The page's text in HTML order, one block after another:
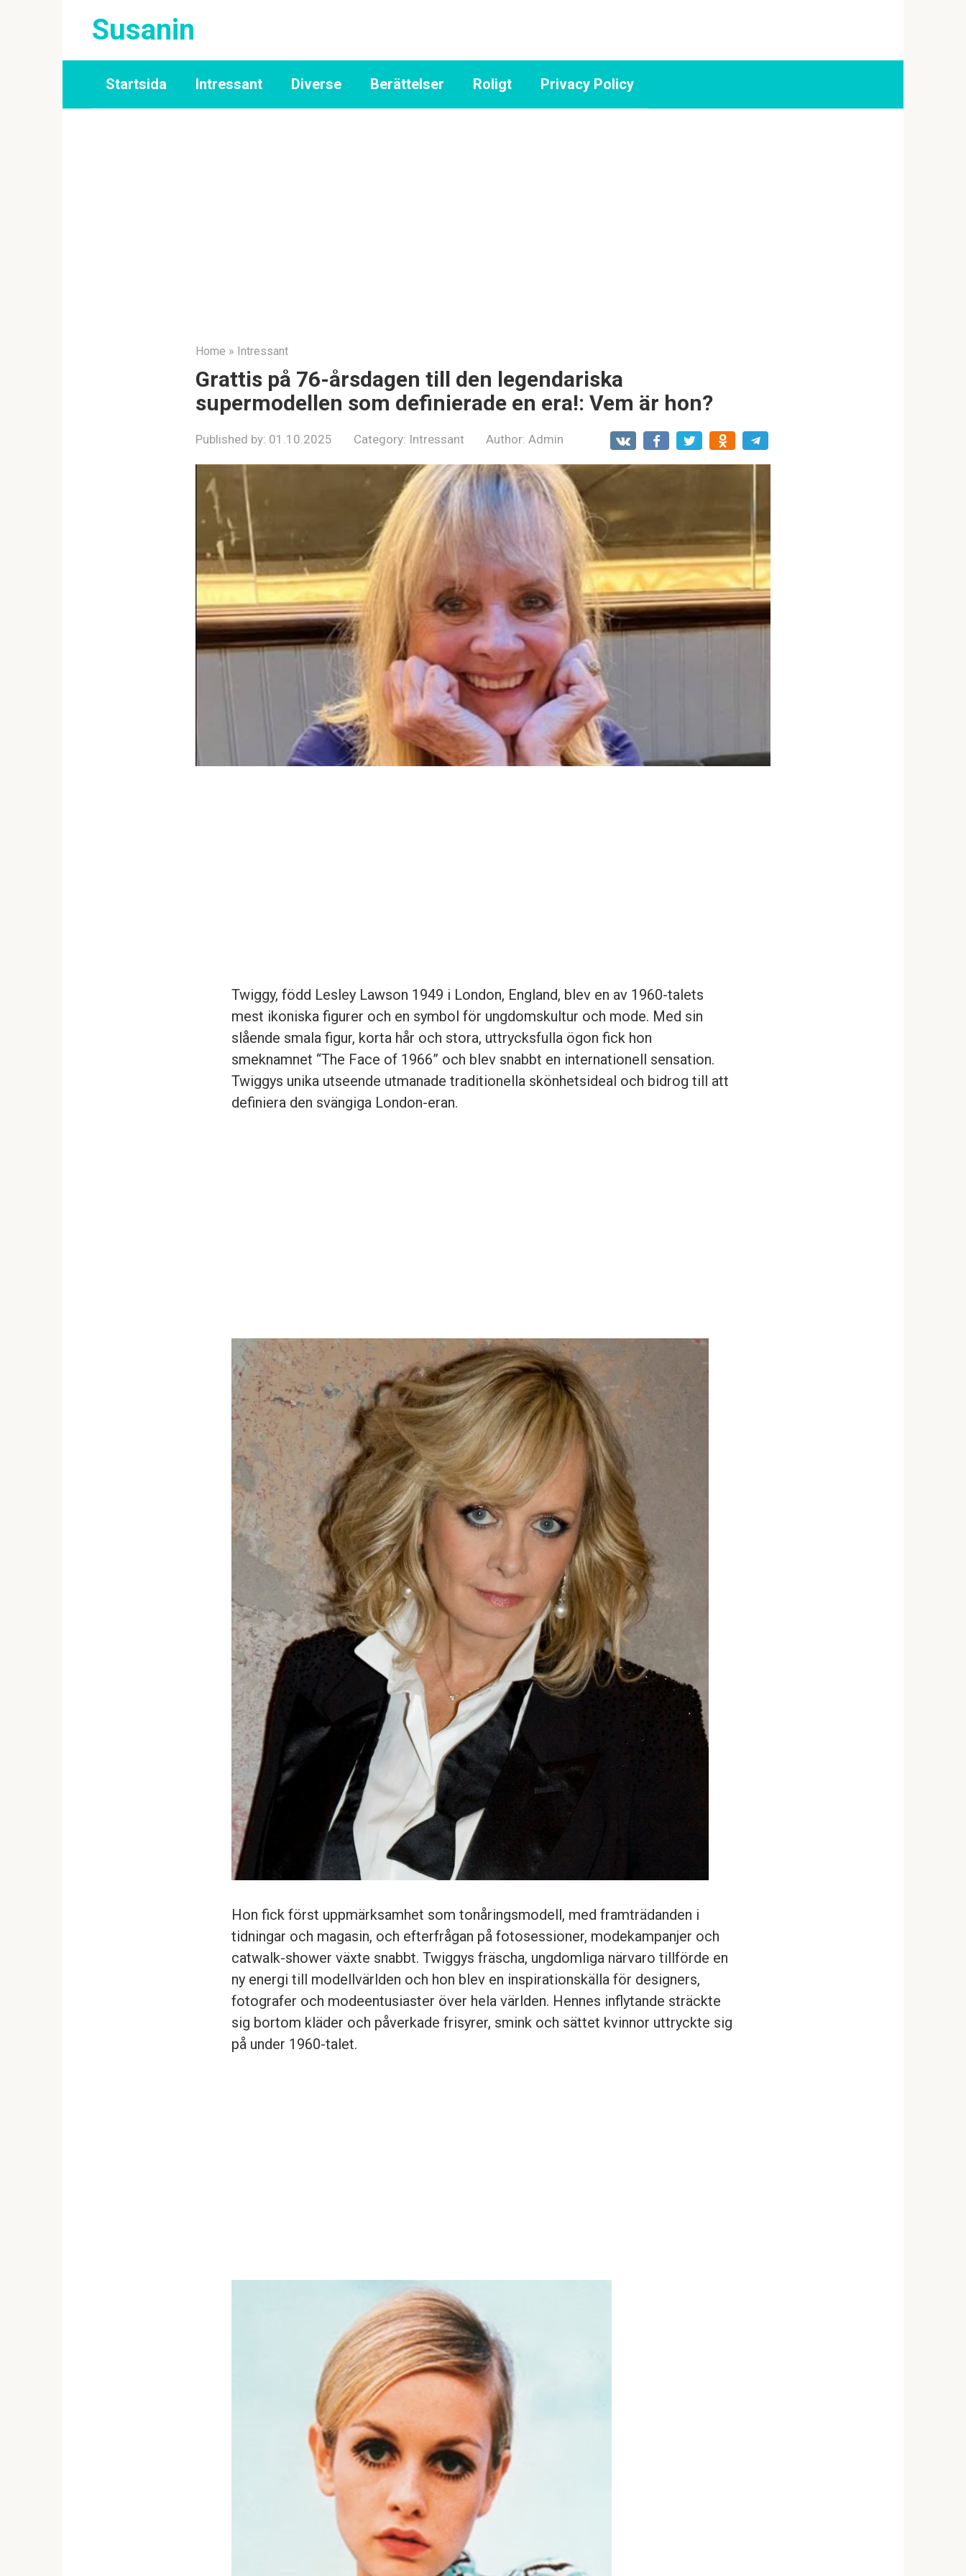
Susanin
Startsida Intressant Diverse Berättelser Roligt Privacy Policy
Home » Intressant
Grattis på 76-årsdagen till den legendariska
supermodellen som definierade en era!: Vem är hon?
Published by: 01.10.2025 Category: Intressant Author: Admin
Twiggy, född Lesley Lawson 1949 i London, England, blev en av 1960-talets
mest ikoniska figurer och en symbol för ungdomskultur och mode. Med sin
slående smala figur, korta hår och stora, uttrycksfulla ögon fick hon
smeknamnet “The Face of 1966” och blev snabbt en internationell sensation.
Twiggys unika utseende utmanade traditionella skönhetsideal och bidrog till att
definiera den svängiga London-eran.
Hon fick först uppmärksamhet som tonåringsmodell, med framträdanden i
tidningar och magasin, och efterfrågan på fotosessioner, modekampanjer och
catwalk-shower växte snabbt. Twiggys fräscha, ungdomliga närvaro tillförde en
ny energi till modellvärlden och hon blev en inspirationskälla för designers,
fotografer och modeentusiaster över hela världen. Hennes inflytande sträckte
sig bortom kläder och påverkade frisyrer, smink och sättet kvinnor uttryckte sig
på under 1960-talet.